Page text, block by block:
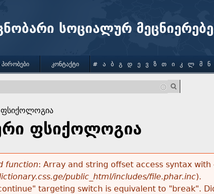
სოციალურ
ფსიქოლოგია
function: Array and string offset access syntax
public_html/includes/file.phar.inc).
targeting switch is equivalent to "break".
ᲞᲘᲠᲝᲑᲔᲑᲘ ᲙᲝᲜᲢᲐᲥᲢᲘ # Ა Ბ Გ Დ Ე Ვ Ზ Თ Ი Კ Ლ Მ Ნ